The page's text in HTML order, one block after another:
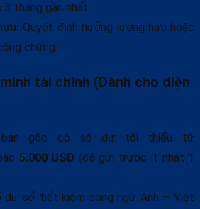
3 tháng gần nhất.
Quyết định hưởng lương hưu hoặc
chứng.
tài chính (Dành cho diện
gốc có số dư tối thiểu từ
5.000 USD (đã gửi trước ít nhất 1
dư sổ tiết kiệm song ngữ Anh – Việt